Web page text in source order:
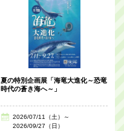
夏の特別企画展「海竜大進化～恐竜
時代の蒼き海へ～」
2026/07/11（土）～
2026/09/27（日）